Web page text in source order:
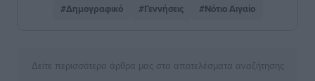
#Δημογραφικό #Γεννήσεις #Νότιο Αιγαίο
Δείτε περισσότερα άρθρα μας στα αποτελέσματα αναζήτησης